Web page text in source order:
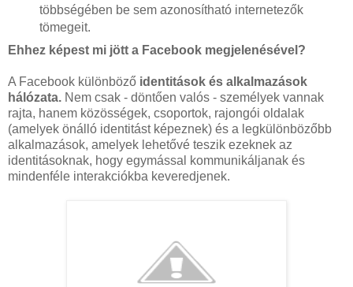
többségében be sem azonosítható internetezők
tömegeit.
Ehhez képest mi jött a Facebook megjelenésével?
A Facebook különböző identitások és alkalmazások
hálózata. Nem csak - döntően valós - személyek vannak
rajta, hanem közösségek, csoportok, rajongói oldalak
(amelyek önálló identitást képeznek) és a legkülönbözőbb
alkalmazások, amelyek lehetővé teszik ezeknek az
identitásoknak, hogy egymással kommunikáljanak és
mindenféle interakciókba keveredjenek.